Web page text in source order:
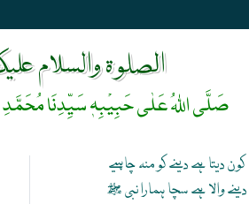
الصلوۃ والسلام
صَلَّی اللہُ عَلٰی حَبِیْبِہٖ سَیِّدِنَا مُحَمَّدِ
کون دیتا ہے دینے کو منہ چاہیے
دینے والا ہے سچا ہمارا نبی ﷺ